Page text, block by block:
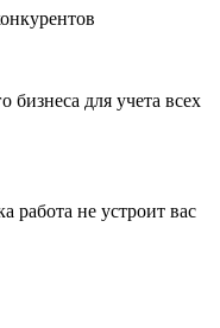
бизнеса для учета всех
работа не устроит вас